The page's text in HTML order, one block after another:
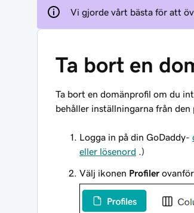
Vi gjorde vårt bästa för att
Ta bort en
Ta bort en domänprofil om du
behåller inställningarna från
Logga in på din GoDaddy-
eller lösenord .)
Välj ikonen Profiler